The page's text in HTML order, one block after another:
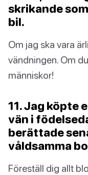
skrikande
bil.
Om jag ska vara
vändningen. Om
människor!
11. Jag köpte
vän i
berättade
våldsamma
Föreställ dig allt